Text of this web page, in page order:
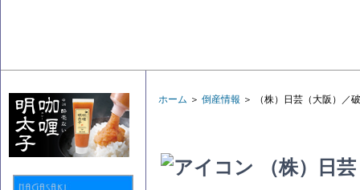
ホーム ＞ 倒産情報 ＞ （株）日芸（大阪）／
（株）日